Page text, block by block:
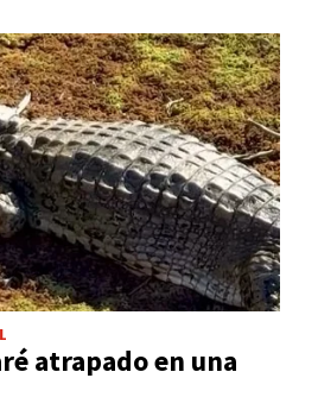
atrapado en una